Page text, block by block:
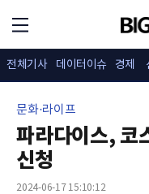
전체기사 데이터이슈 경제
문화·라이프
파라다이스, 코
신청
2024-06-17 15:10:12